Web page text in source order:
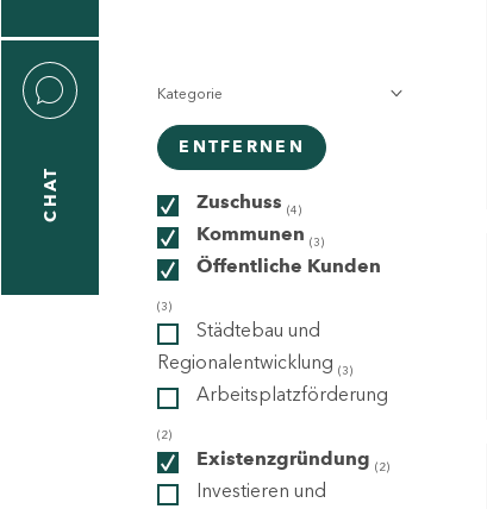
CHAT
Kategorie
ENTFERNEN
Zuschuss (4)
Kommunen (3)
Öffentliche Kunden
(3)
Städtebau und
Regionalentwicklung (3)
Arbeitsplatzförderung
(2)
Existenzgründung (2)
Investieren und